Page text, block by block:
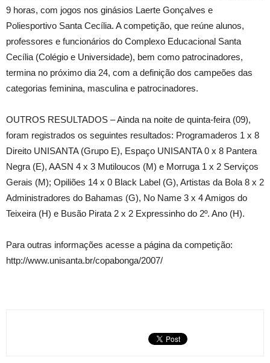
9 horas, com jogos nos ginásios Laerte Gonçalves e
Poliesportivo Santa Cecília. A competição, que reúne alunos,
professores e funcionários do Complexo Educacional Santa
Cecília (Colégio e Universidade), bem como patrocinadores,
termina no próximo dia 24, com a definição dos campeões das
categorias feminina, masculina e patrocinadores.
OUTROS RESULTADOS – Ainda na noite de quinta-feira (09),
foram registrados os seguintes resultados: Programaderos 1 x 8
Direito UNISANTA (Grupo E), Espaço UNISANTA 0 x 8 Pantera
Negra (E), AASN 4 x 3 Mutiloucos (M) e Morruga 1 x 2 Serviços
Gerais (M); Opiliões 14 x 0 Black Label (G), Artistas da Bola 8 x 2
Administradores do Bahamas (G), No Name 3 x 4 Amigos do
Teixeira (H) e Busão Pirata 2 x 2 Expressinho do 2º. Ano (H).
Para outras informações acesse a página da competição:
http://www.unisanta.br/copabonga/2007/